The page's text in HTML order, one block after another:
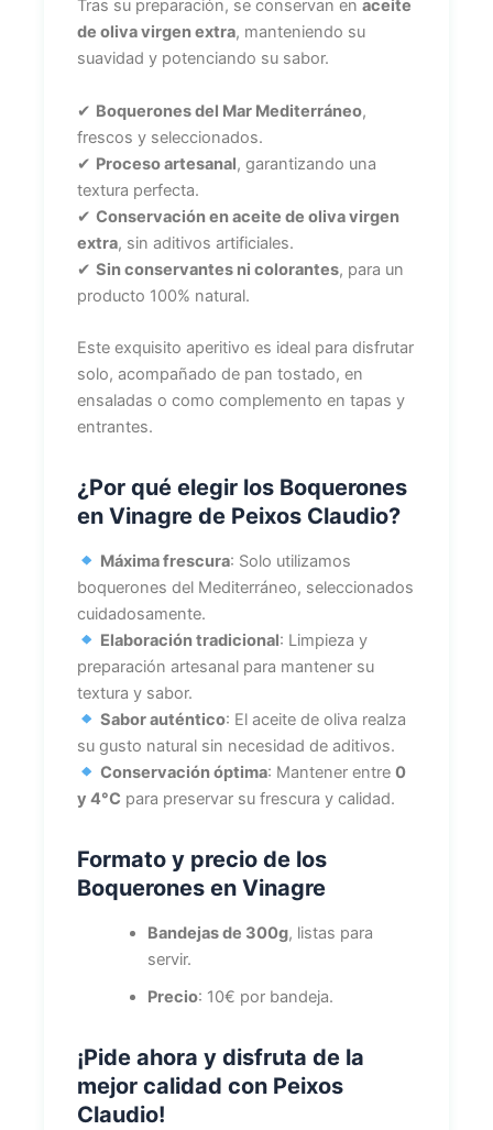
Tras su preparación, se conservan en aceite
de oliva virgen extra, manteniendo su
suavidad y potenciando su sabor.
✔ Boquerones del Mar Mediterráneo,
frescos y seleccionados.
✔ Proceso artesanal, garantizando una
textura perfecta.
✔ Conservación en aceite de oliva virgen
extra, sin aditivos artificiales.
✔ Sin conservantes ni colorantes, para un
producto 100% natural.
Este exquisito aperitivo es ideal para disfrutar
solo, acompañado de pan tostado, en
ensaladas o como complemento en tapas y
entrantes.
¿Por qué elegir los Boquerones
en Vinagre de Peixos Claudio?
Máxima frescura: Solo utilizamos
boquerones del Mediterráneo, seleccionados
cuidadosamente.
Elaboración tradicional: Limpieza y
preparación artesanal para mantener su
textura y sabor.
Sabor auténtico: El aceite de oliva realza
su gusto natural sin necesidad de aditivos.
Conservación óptima: Mantener entre 0
y 4°C para preservar su frescura y calidad.
Formato y precio de los
Boquerones en Vinagre
Bandejas de 300g, listas para
servir.
Precio: 10€ por bandeja.
¡Pide ahora y disfruta de la
mejor calidad con Peixos
Claudio!